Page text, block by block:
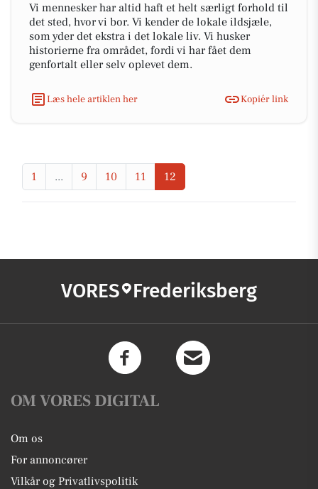
Vi mennesker har altid haft et helt særligt forhold til
det sted, hvor vi bor. Vi kender de lokale ildsjæle,
som yder det ekstra i det lokale liv. Vi husker
historierne fra området, fordi vi har fået dem
genfortalt eller selv oplevet dem.
Læs hele artiklen her Kopiér link
1 ... 9 10 11 12
VORES Frederiksberg
OM VORES DIGITAL
Om os
For annoncører
Vilkår og Privatlivspolitik